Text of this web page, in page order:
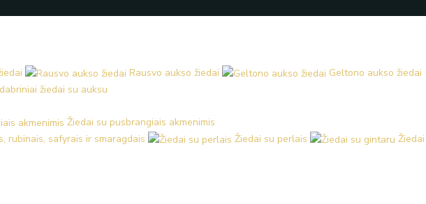
Rausvo aukso žiedai
Geltono aukso žiedai
žiedai su auksu
Žiedai su pusbrangiais akmenimis
rubinais, safyrais ir smaragdais
Žiedai su perlais
Žiedai